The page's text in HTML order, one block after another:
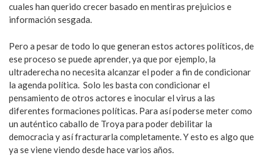
cuales han querido crecer basado en mentiras prejuicios e
información sesgada.
Pero a pesar de todo lo que generan estos actores políticos, de
ese proceso se puede aprender, ya que por ejemplo, la
ultraderecha no necesita alcanzar el poder a fin de condicionar
la agenda política. Solo les basta con condicionar el
pensamiento de otros actores e inocular el virus a las
diferentes formaciones políticas. Para así poderse meter como
un auténtico caballo de Troya para poder debilitar la
democracia y así fracturarla completamente. Y esto es algo que
ya se viene viendo desde hace varios años.